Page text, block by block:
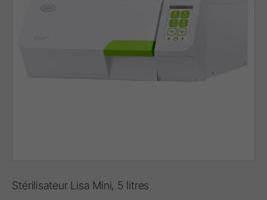
Stérilisateur Lisa Mini, 5 litres